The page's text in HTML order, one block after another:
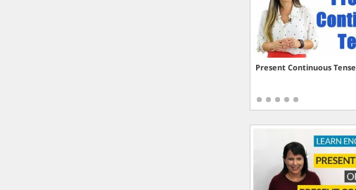
Present Continuous Tense